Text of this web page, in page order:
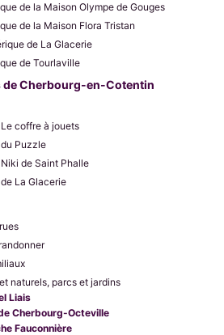
de la Maison Olympe de Gouges
de la Maison Flora Tristan
de La Glacerie
de Tourlaville
de Cherbourg-en-Cotentin
coffre à jouets
Puzzle
de Saint Phalle
La Glacerie
naturels, parcs et jardins
Liais
Cherbourg-Octeville
Fauconnière